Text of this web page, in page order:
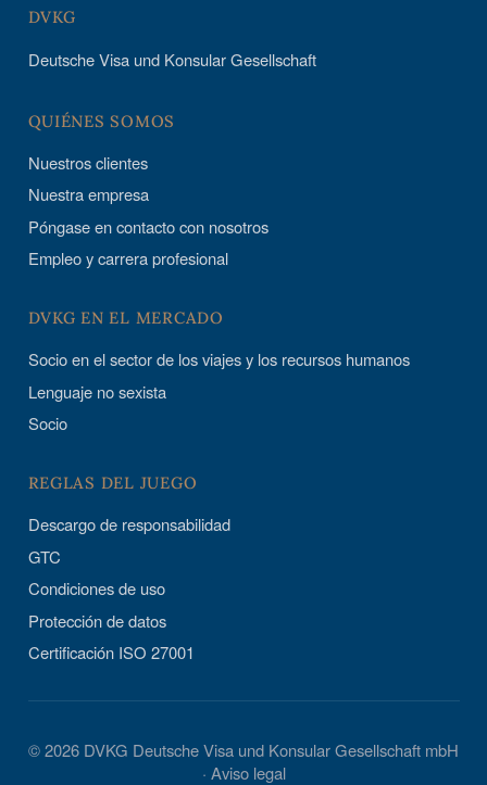
DVKG
Deutsche Visa und Konsular Gesellschaft
QUIÉNES SOMOS
Nuestros clientes
Nuestra empresa
Póngase en contacto con nosotros
Empleo y carrera profesional
DVKG EN EL MERCADO
Socio en el sector de los viajes y los recursos humanos
Lenguaje no sexista
Socio
REGLAS DEL JUEGO
Descargo de responsabilidad
GTC
Condiciones de uso
Protección de datos
Certificación ISO 27001
© 2026 DVKG Deutsche Visa und Konsular Gesellschaft mbH
· Aviso legal